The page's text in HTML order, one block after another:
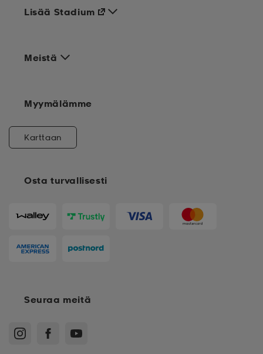
Meistä
Osta turvallisesti
Lisää Stadium
Myymälämme
Karttaan
Seuraa meitä